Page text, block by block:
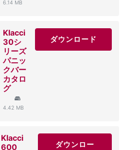
6.14 MB
Klacci
30シ
リーズ
パニッ
クバー
カタロ
グ
4.42 MB
ダウンロード
Klacci
600
ダウンロー